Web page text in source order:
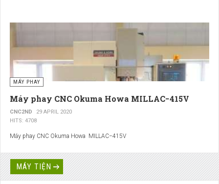
MÁY PHAY
Máy phay CNC Okuma Howa MILLAC−415V
CNC2ND
29 APRIL 2020
HITS: 4708
Máy phay CNC Okuma Howa MILLAC−415V
MÁY TIỆN